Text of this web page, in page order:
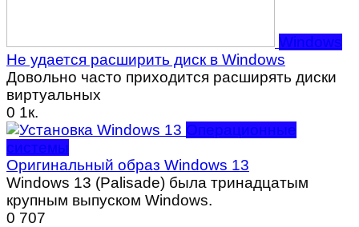
Windows
Не удается расширить диск в Windows
Довольно часто приходится расширять диски
виртуальных
0 1к.
Операционные
системы
Оригинальный образ Windows 13
Windows 13 (Palisade) была тринадцатым
крупным выпуском Windows.
0 707